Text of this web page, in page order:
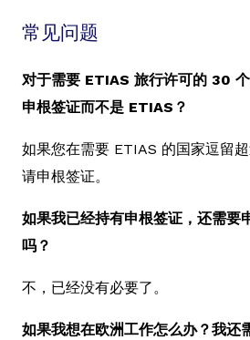
常见问题
对于需要 ETIAS 旅行许可的 30
申根签证而不是 ETIAS？
如果您在需要 ETIAS 的国家逗留
请申根签证。
如果我已经持有申根签证，还需要
吗？
不，已经没有必要了。
如果我想在欧洲工作怎么办？我还